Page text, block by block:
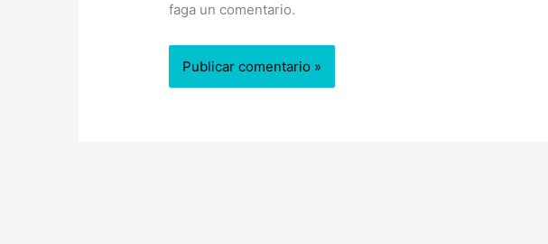
faga un comentario.